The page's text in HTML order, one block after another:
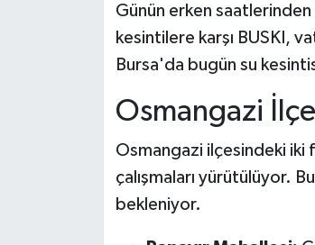
Günün erken
kesintilere karşı BUSKI,
Bursa'da bugün su
Osmangazi
Osmangazi ilçesindeki iki
çalışmaları yürütülüyor.
bekleniyor.